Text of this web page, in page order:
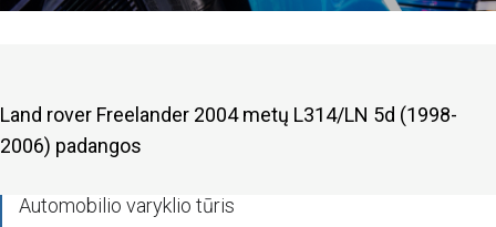
Land rover Freelander 2004 metų L314/LN 5d (1998-
2006) padangos
Automobilio varyklio tūris